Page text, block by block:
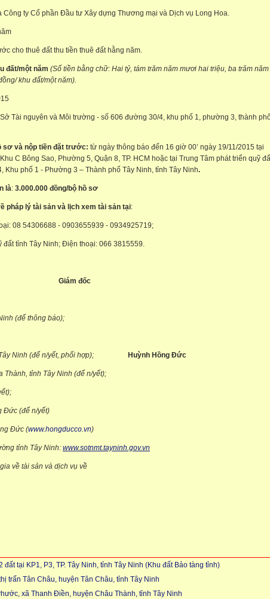
ty Cổ phần Đầu tư Xây dựng Thương mại và Dịch vụ Long Hoa.
thuê đất thu tiền thuê đất hằng năm.
đất/một năm (Số tiền bằng chữ:Hai tỷ, tám trăm năm mươi hai triệu, ba trăm năm
khu đất/một năm)
Tài nguyên và Môi trường - số 606 đường 30/4, khu phố 1, phường 3, thành
sơ và nộp tiền đặt trước: từ ngày thông báo đến 16 giờ 00’ ngày 19/11/2015 tại
C Bông Sao, Phường 5, Quận 8, TP. HCM hoặc tại Trung Tâm phát triển quỹ
phố 1 - Phường 3 – Thành phố Tây Ninh, tỉnh Tây Ninh.
là: 3.000.000 đồng/bộ hồ sơ
pháp lý tài sản và lịch xem tài sản tại:
08 54306688 - 0903655939 - 0934925719;
đất tỉnh Tây Ninh; Điện thoại: 066 3815559.
Giám đốc
(để thông báo);
Ninh (để n/yết, phối hợp); Huỳnh Hồng Đức
Hòa Thành, tỉnh Tây Ninh (để n/yết);
bán đấu giá (để n/yết);
Và TV Hồng Đức (để n/yết)
Đức (www.hongducco.vn)
tỉnh Tây Ninh: www.sotnmt.tayninh.gov.vn
về tài sản và dịch vụ về
Quản lý công sản)
tại KP1, P3, TP. Tây Ninh, tỉnh Tây Ninh (Khu đất Bảo tàng tỉnh)
trấn Tân Châu, huyện Tân Châu, tỉnh Tây Ninh
xã Thanh Điền, huyện Châu Thành, tỉnh Tây Ninh